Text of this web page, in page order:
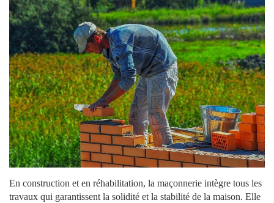
En construction et en réhabilitation, la maçonnerie intègre tous les
travaux qui garantissent la solidité et la stabilité de la maison. Elle